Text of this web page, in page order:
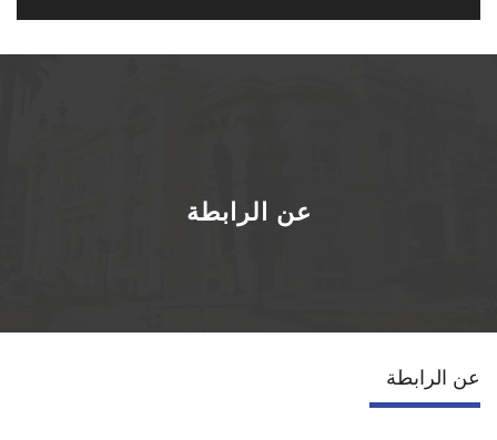
الرئيسية
عن الرابطة
عن الرابطة